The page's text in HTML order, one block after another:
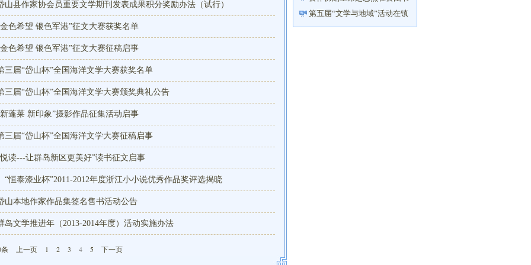
山县作家协会员重要文学期刊发表成果积分奖励办法（试行）
色希望 银色军港”征文大赛获奖名单
色希望 银色军港”征文大赛征稿启事
三届“岱山杯”全国海洋文学大赛获奖名单
三届“岱山杯”全国海洋文学大赛颁奖典礼公告
蓬莱 新印象”摄影作品征集活动启事
三届“岱山杯”全国海洋文学大赛征稿启事
读---让群岛新区更美好”读书征文启事
泰漆业杯”2011-2012年度浙江小小说优秀作品奖评选揭晓
山本地作家作品集签名售书活动公告
岛文学推进年（2013-2014年度）活动实施办法
上一页 1 2 3 4 5 下一页
馆举办“以笔写心——让你的...
第五届“文学与地域”活动在镇
海举行